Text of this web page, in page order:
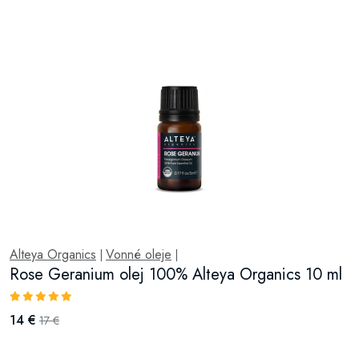
Alteya Organics Vonné oleje
Rose Geranium olej 100% Alteya Organics 10 ml
14 € 17 €